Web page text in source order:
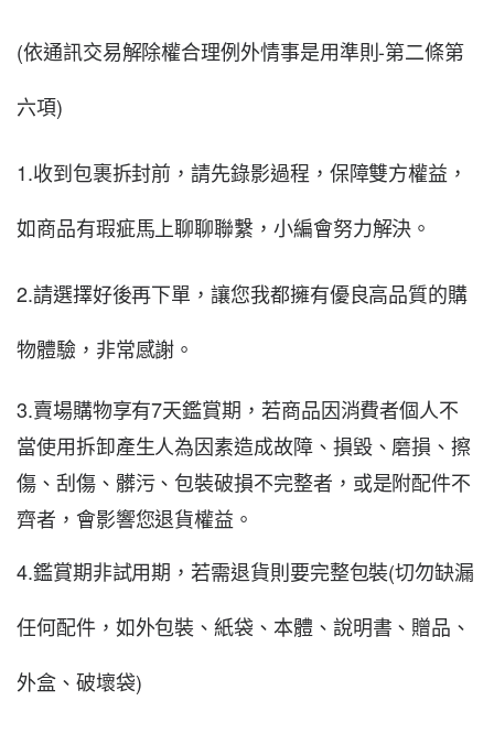
(依通訊交易解除權合理例外情事是用準則-第二條第
六項)
1.收到包裹拆封前，請先錄影過程，保障雙方權益，
如商品有瑕疵馬上聊聊聯繫，小編會努力解決。
2.請選擇好後再下單，讓您我都擁有優良高品質的購
物體驗，非常感謝。
3.賣場購物享有7天鑑賞期，若商品因消費者個人不
當使用拆卸產生人為因素造成故障、損毀、磨損、擦
傷、刮傷、髒污、包裝破損不完整者，或是附配件不
齊者，會影響您退貨權益 。
4.鑑賞期非試用期，若需退貨則要完整包裝(切勿缺漏
任何配件，如外包裝、紙袋、本體、說明書、贈品、
外盒、破壞袋)